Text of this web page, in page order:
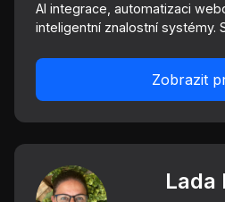
AI integrace, automatizaci
inteligentní znalostní systémy.
Zobrazit
Lada